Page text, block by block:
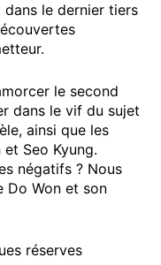
dans le dernier tiers
le second
dans le vif du sujet
ainsi que les
Seo Kyung.
négatifs ? Nous
Do Won et son
réserves